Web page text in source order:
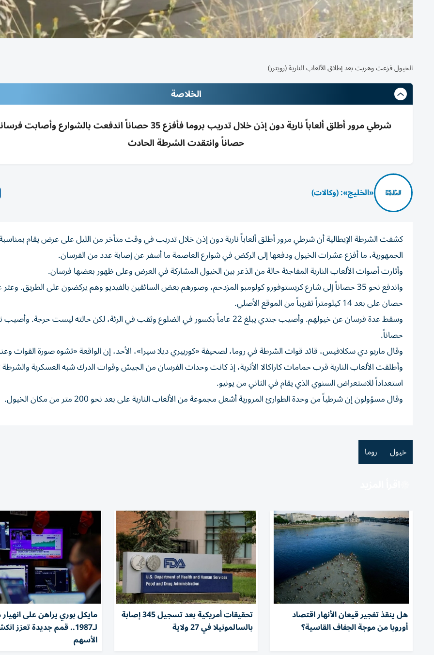
الخيول فزعت وهربت بعد إطلاق الألعاب النارية (رويترز)
الخلاصة
حصاناً وانتقدت الشرطة الحادث
«الخليج»: (وكالات)
كشفت الشرطة الإيطالية أن شرطي مرور أطلق ألعاباً نارية دون إذن خلال تدريب ‌في وقت متأخر من الليل على عرض يقام
الجمهورية، ما أفزع عشرات الخيول ‌ودفعها إلى الركض ‌في شوارع العاصمة ما أسفر عن إصابة عدد من الفرسان.
وأثارت أصوات الألعاب النارية المفاجئة حالة من الذعر ⁠بين الخيول المشاركة في العرض وعلى ظهور بعضها فرسان.
واندفع نحو 35 حصاناً إلى شارع كريستوفورو كولومبو المزدحم، وصورهم بعض السائقين بالفيديو وهم يركضون على الطريق.
حصان ​على بعد 14 كيلومتراً تقريباً من ‌الموقع الأصلي.
حصاناً.
وقال ماريو دي سكلافيس، قائد قوات الشرطة ‌في روما، لصحيفة «كورييري ديلا سيرا»، الأحد، إن الواقعة «تشوه صورة القوات
وأطلقت الألعاب النارية قرب حمامات ‌كاراكالا الأثرية، إذ كانت وحدات الفرسان من ⁠الجيش وقوات الدرك شبه العسكرية
استعداداً للاستعراض السنوي الذي يقام في الثاني من يونيو.
وقال مسؤولون إن ⁠شرطياً من وحدة الطوارئ المرورية ​أشعل مجموعة من الألعاب النارية على بعد نحو 200 متر من مكان الخيول.
خيول روما
هل ينقذ تفجير قيعان الأنهار اقتصاد
أوروبا من موجة الجفاف القاسية؟
تحقيقات أمريكية بعد تسجيل 345 إصابة
بالسالمونيلا في 27 ولاية
مايكل بوري يراهن على
لـ1987.. قمم جديدة تعزز
الأسهم